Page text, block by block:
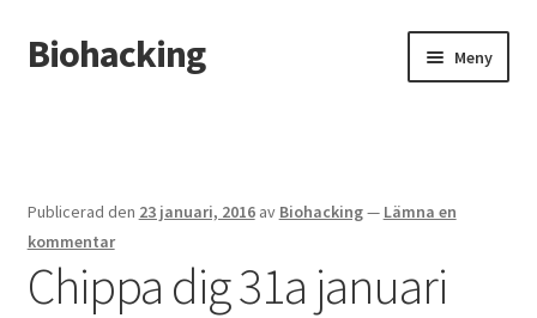
Hoppa
till
Hoppa
till
Biohacking Meny
Butik
Insättning av chip i handen
Publicerad den 23 januari, 2016 av Biohacking— Lämna en
kommentar
Chippa dig 31a januari